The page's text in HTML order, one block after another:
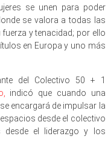
se unen para poder
se valora a todas las
y tenacidad; por ello
en Europa y uno más
del Colectivo 50 + 1
indicó que cuando una
encargará de impulsar la
desde el colectivo
desde el liderazgo y los